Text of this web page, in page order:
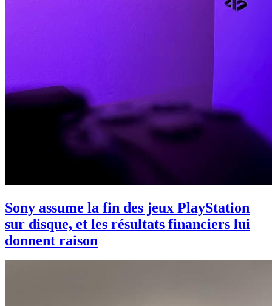
Sony assume la fin des jeux PlayStation
sur disque, et les résultats financiers lui
donnent raison